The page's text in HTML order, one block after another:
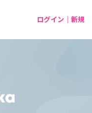
ログイン｜新規